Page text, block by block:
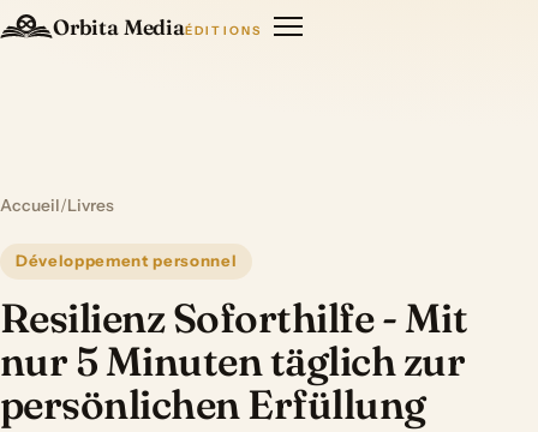
Orbita MediaÉDITIONS
Accueil/Livres
Développement personnel
Resilienz Soforthilfe - Mit
nur 5 Minuten täglich zur
persönlichen Erfüllung